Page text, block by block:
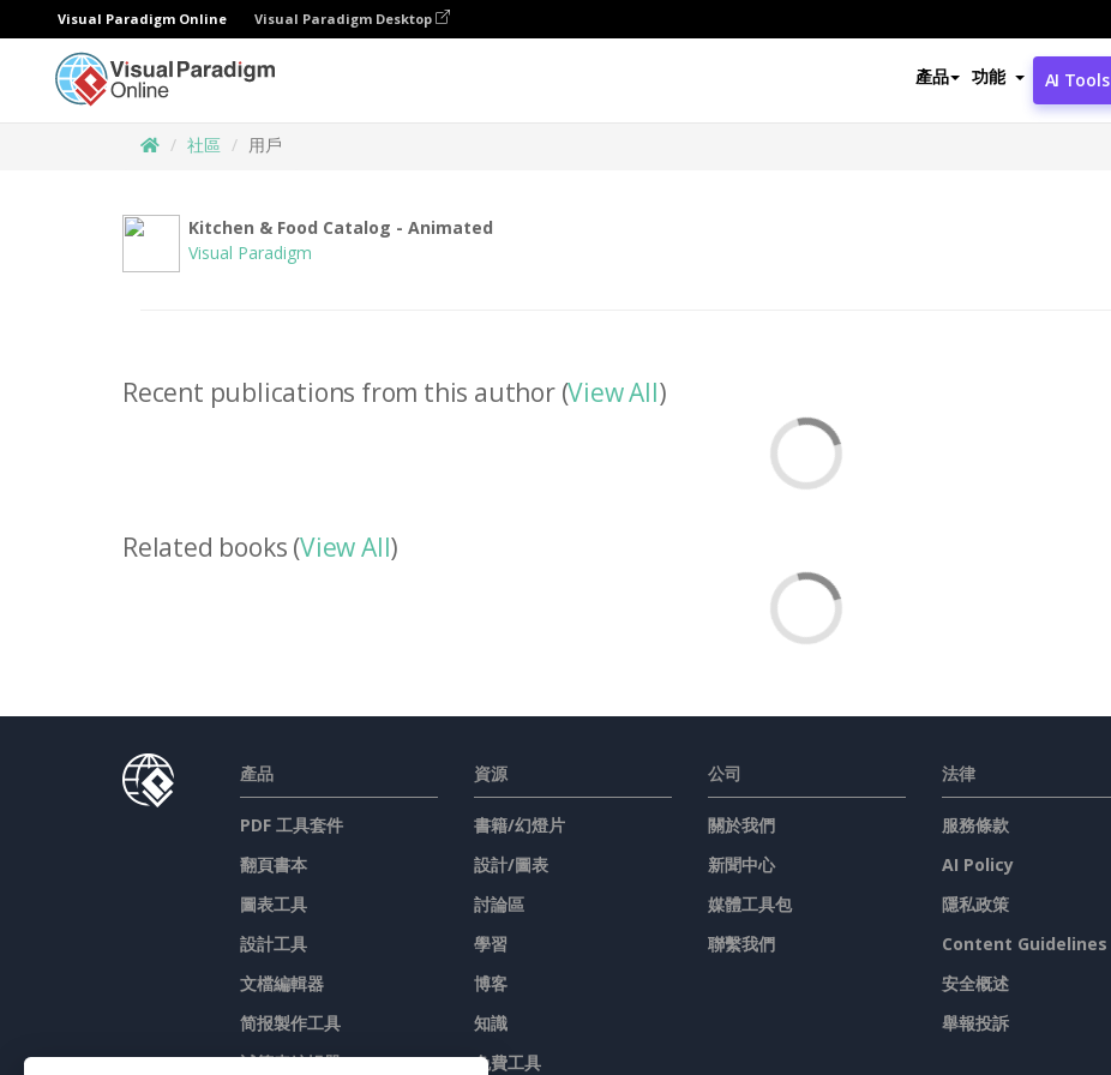
Visual Paradigm Online Visual Paradigm Desktop
產品 功能 AI Tools
社區 用戶
Kitchen & Food Catalog - Animated
Visual Paradigm
Recent publications from this author (View All)
Related books (View All)
產品
PDF 工具套件
翻頁書本
圖表工具
設計工具
文檔編輯器
简报製作工具
試算表編輯器
資源
書籍/幻燈片
設計/圖表
討論區
學習
博客
知識
免費工具
公司
關於我們
新聞中心
媒體工具包
聯繫我們
法律
服務條款
AI Policy
隱私政策
Content Guidelines
安全概述
舉報投訴